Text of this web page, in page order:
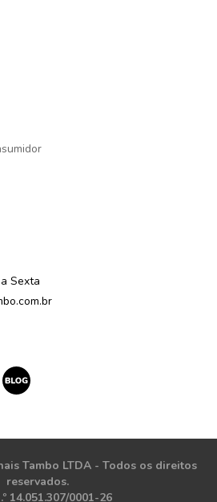
Sexta
Tambo LTDA - Todos os direitos
reservados.
14.051.307/0001-26